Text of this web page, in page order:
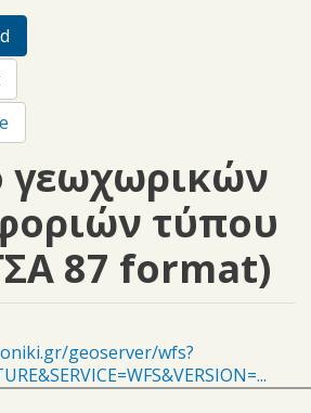
tab)
γεωχωρικών
τύπου
87 format)
geoserver/wfs?